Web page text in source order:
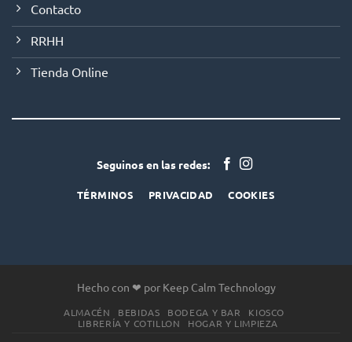
Contacto
RRHH
Tienda Online
Seguinos en las redes:
TÉRMINOS PRIVACIDAD COOKIES
Hecho con ❤ por Keep Calm Technology
ALMACÉN BEBIDAS BODEGA Y BAR
KIOSCO
LIBRERÍA Y COTILLON
HOGAR Y LIMPIEZA